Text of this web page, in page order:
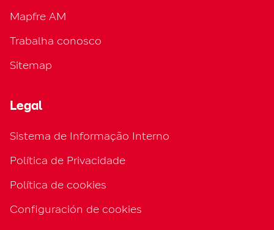
Mapfre AM
Trabalha conosco
Sitemap
Legal
Sistema de Informação Interno
Política de Privacidade
Política de cookies
Configuración de cookies